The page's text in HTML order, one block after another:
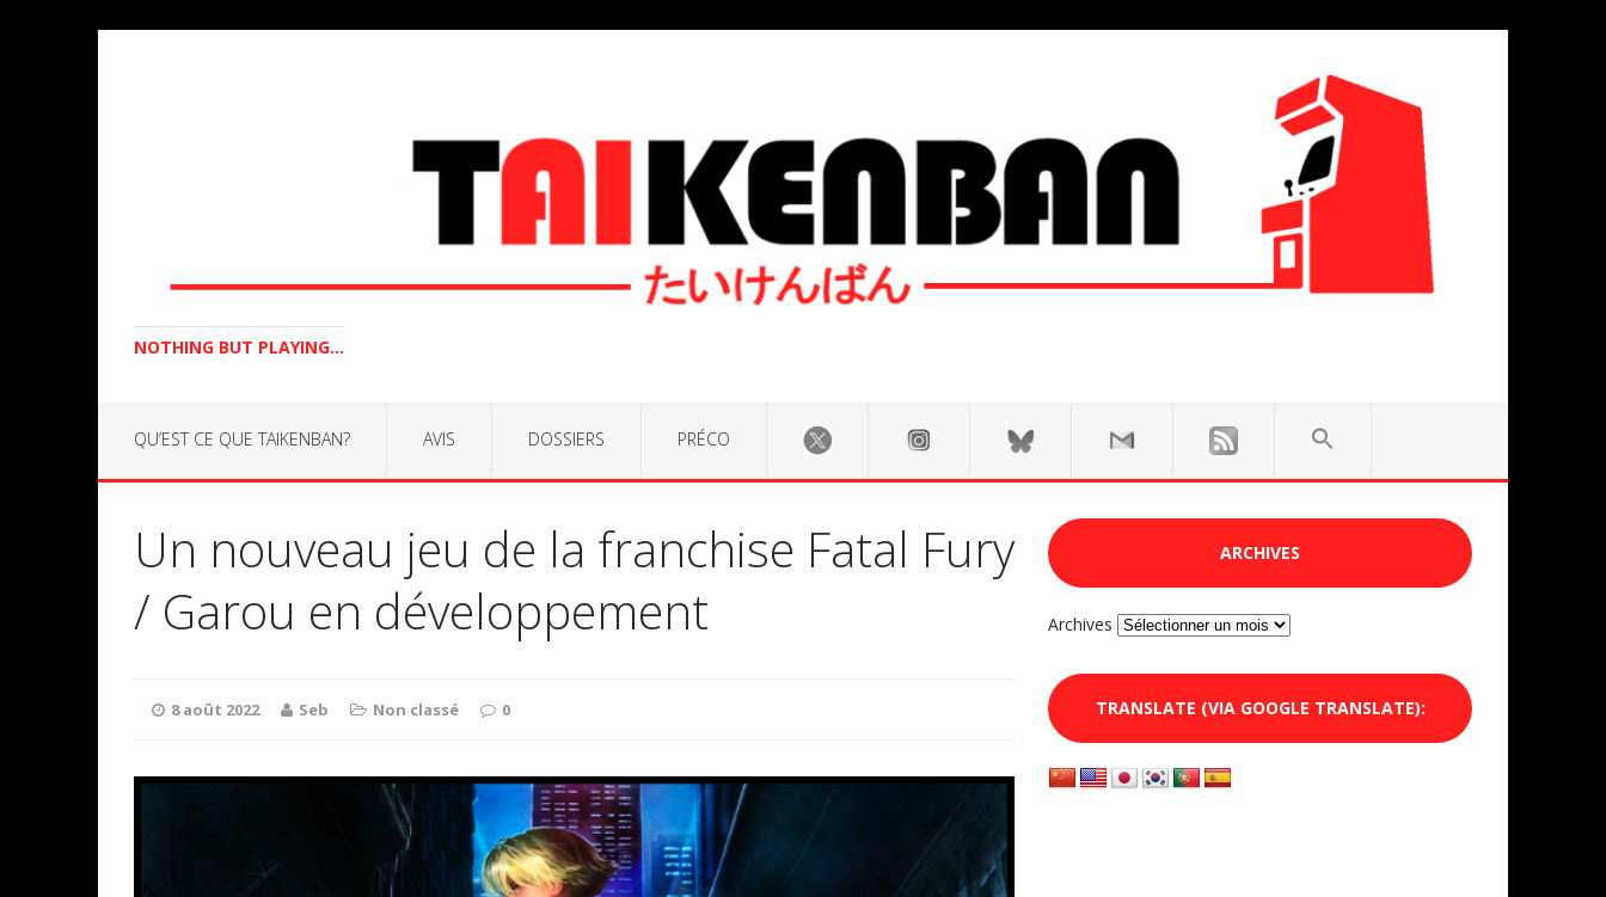
NOTHING BUT PLAYING...
QU’EST CE QUE TAIKENBAN? AVIS DOSSIERS PRÉCO
Un nouveau jeu de la franchise Fatal Fury
/ Garou en développement
8 août 2022 Seb Non classé 0
ARCHIVES
Archives
TRANSLATE (VIA GOOGLE TRANSLATE):